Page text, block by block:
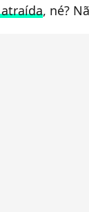
, né?